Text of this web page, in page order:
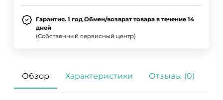
Гарантия. 1 год Обмен/возврат товара в течение 14
дней
(Собственный сервисный центр)
Обзор Характеристики Отзывы (0)